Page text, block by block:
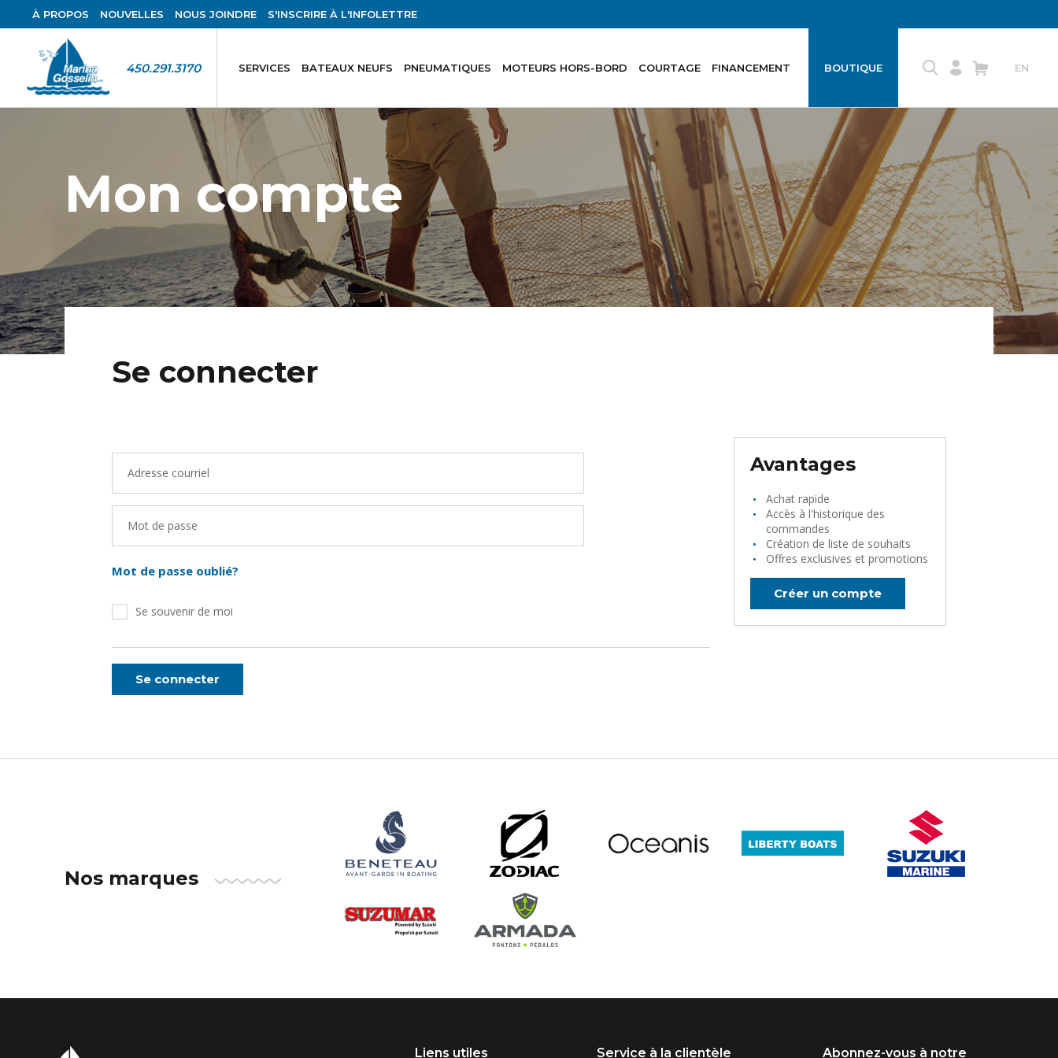
À PROPOS NOUVELLES NOUS JOINDRE S'INSCRIRE À L'INFOLETTRE
450.291.3170 SERVICES BATEAUX NEUFS PNEUMATIQUES MOTEURS HORS-BORD COURTAGE FINANCEMENT BOUTIQUE EN
Mon compte
Se connecter
Adresse courriel
Mot de passe
Mot de passe oublié?
Se souvenir de moi
Se connecter
Avantages
Achat rapide
Accès à l'historique des
commandes
Création de liste de souhaits
Offres exclusives et promotions
Créer un compte
Nos marques
Liens utiles Service à la clientèle Abonnez-vous à notre